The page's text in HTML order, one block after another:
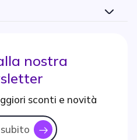
nostra
sconti e novità
icon